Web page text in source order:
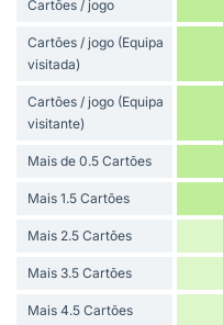
Cartões / jogo
Cartões / jogo (Equipa
visitada)
Cartões / jogo (Equipa
visitante)
Mais de 0.5 Cartões
Mais 1.5 Cartões
Mais 2.5 Cartões
Mais 3.5 Cartões
Mais 4.5 Cartões